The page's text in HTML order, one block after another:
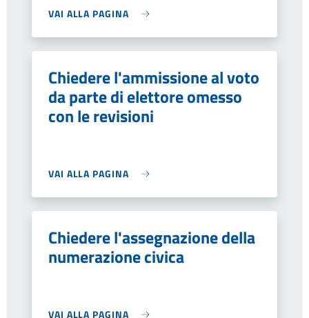
VAI ALLA PAGINA
Chiedere l'ammissione al voto
da parte di elettore omesso
con le revisioni
VAI ALLA PAGINA
Chiedere l'assegnazione della
numerazione civica
VAI ALLA PAGINA